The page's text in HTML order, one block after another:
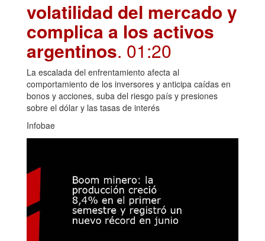
volatilidad del mercado y
complica a los activos
argentinos. 01:20
La escalada del enfrentamiento afecta al
comportamiento de los inversores y anticipa caídas en
bonos y acciones, suba del riesgo país y presiones
sobre el dólar y las tasas de interés
Infobae